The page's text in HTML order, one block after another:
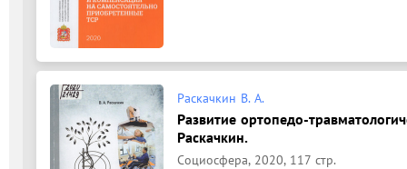
Раскачкин В. А.
Развитие ортопедо-
Раскачкин.
Социосфера, 2020, 117 стр.